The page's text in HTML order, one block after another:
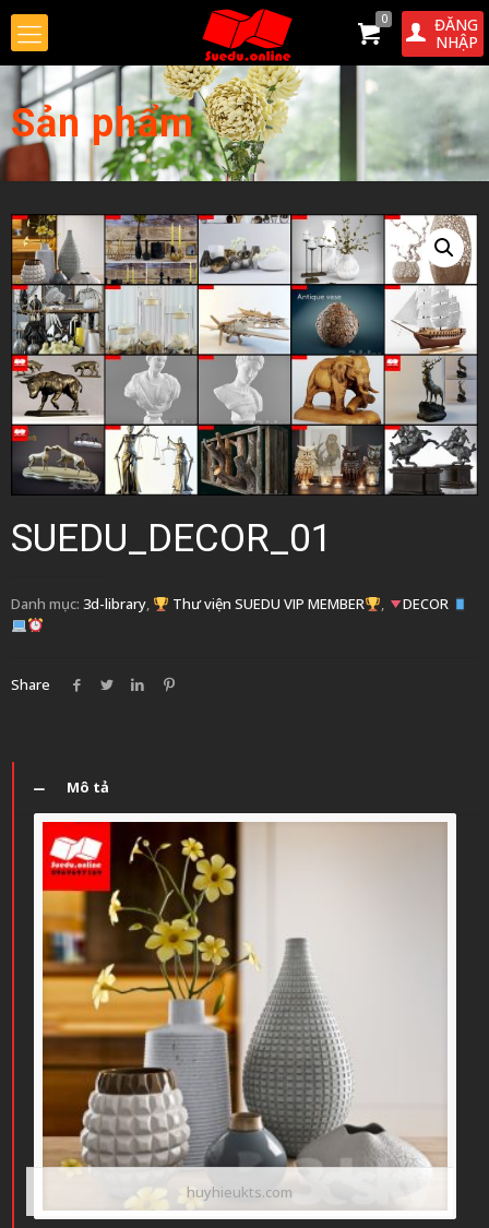
0
ĐĂNG
NHẬP
Sản phẩm
SUEDU_DECOR_01
Danh mục: 3d-library, Thư viện SUEDU VIP MEMBER , DECOR
Share
Mô tả
huyhieukts.com